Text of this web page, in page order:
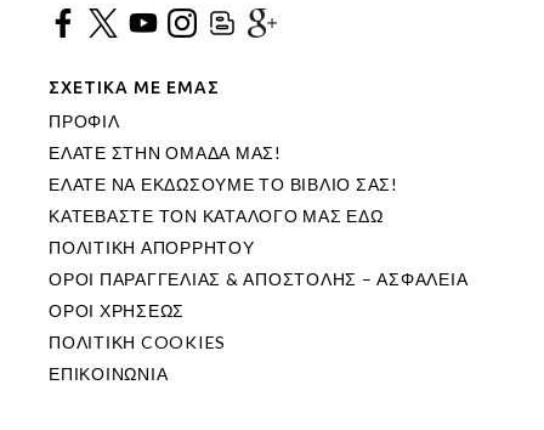
ΣΧΕΤΙΚΑ ΜΕ ΕΜΑΣ
ΠΡΟΦΙΛ
ΕΛΑΤΕ ΣΤΗΝ ΟΜΑΔΑ ΜΑΣ!
ΕΛΑΤΕ ΝΑ ΕΚΔΩΣΟΥΜΕ ΤΟ ΒΙΒΛΙΟ ΣΑΣ!
ΚΑΤΕΒΑΣΤΕ ΤΟΝ ΚΑΤΑΛΟΓΟ ΜΑΣ ΕΔΩ
ΠΟΛΙΤΙΚΗ ΑΠΟΡΡΗΤΟΥ
ΟΡΟΙ ΠΑΡΑΓΓΕΛΙΑΣ & ΑΠΟΣΤΟΛΗΣ – ΑΣΦΑΛΕΙΑ
ΟΡΟΙ ΧΡΗΣΕΩΣ
ΠΟΛΙΤΙΚΗ COOKIES
ΕΠΙΚΟΙΝΩΝΙΑ